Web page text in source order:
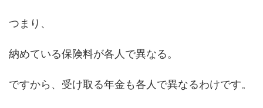
つまり、
納めている保険料が各人で異なる。
ですから、受け取る年金も各人で異なるわけです。